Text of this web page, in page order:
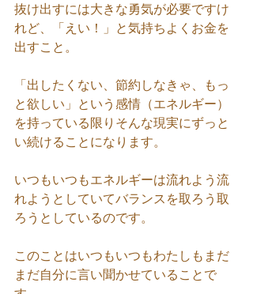
抜け出すには大きな勇気が必要ですけ
れど、「えい！」と気持ちよくお金を
出すこと。
「出したくない、節約しなきゃ、もっ
と欲しい」という感情（エネルギー）
を持っている限りそんな現実にずっと
い続けることになります。
いつもいつもエネルギーは流れよう流
れようとしていてバランスを取ろう取
ろうとしているのです。
このことはいつもいつもわたしもまだ
まだ自分に言い聞かせていることで